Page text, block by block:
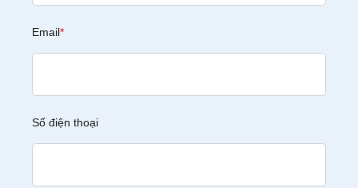
Email*
Số điện thoại